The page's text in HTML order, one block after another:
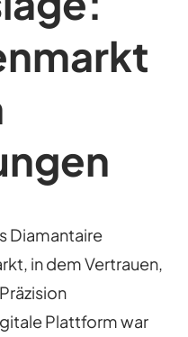
Diamantaire
in dem Vertrauen,
Plattform war